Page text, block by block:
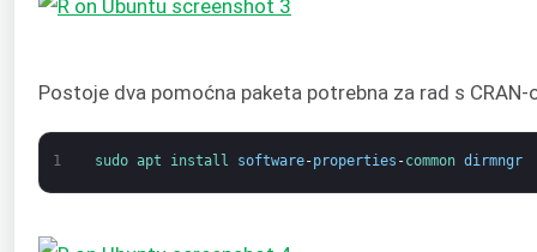
Postoje dva pomoćna paketa potrebna za rad s
1 sudo apt install software-properties -common dirmngr